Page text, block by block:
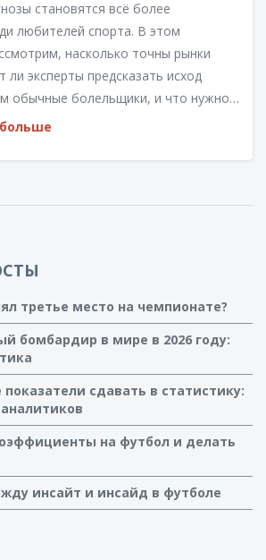
становятся всё более
любителей спорта. В этом
насколько точны рынки
ли эксперты предсказать исход
обычные болельщики, и что нужно
ставок. Узнаем, какие факторы
успеха.
третье место на чемпионате?
бомбардир в мире в 2026 году:
показатели сдавать в статистику:
на футбол и делать
инсайт и инсайд в футболе